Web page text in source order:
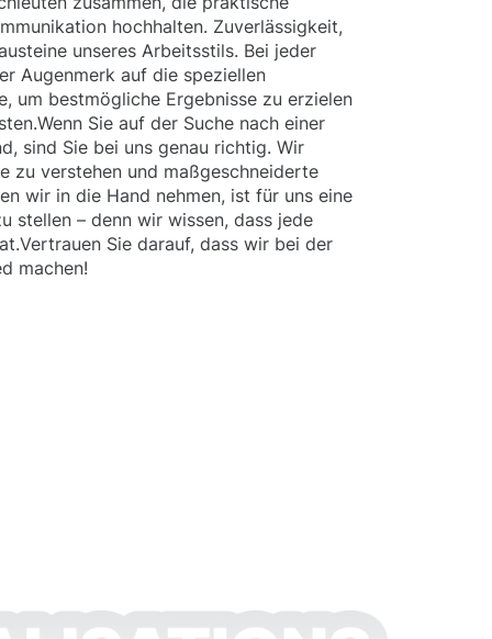
hochhalten. Zuverlässigkeit,
unseres Arbeitsstils. Bei jeder
Augenmerk auf die speziellen
um bestmögliche Ergebnisse zu erzielen
Sie auf der Suche nach einer
sind Sie bei uns genau richtig. Wir
zu verstehen und maßgeschneiderte
wir in die Hand nehmen, ist für uns eine
stellen – denn wir wissen, dass jede
Sie darauf, dass wir bei der
machen!